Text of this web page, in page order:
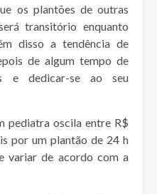
os plantões de outras
transitório enquanto
disso a tendência de
de algum tempo de
e dedicar-se ao seu
pediatra oscila entre R$
por um plantão de 24 h
variar de acordo com a